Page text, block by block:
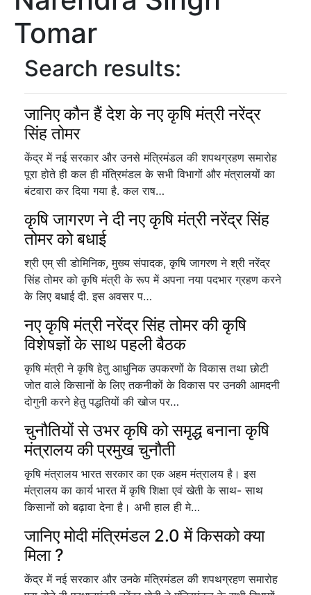
Tomar
Search results:
जानिए कौन हैं देश के नए कृषि मंत्री नरेंद्र
सिंह तोमर
केंद्र में नई सरकार और उनसे मंत्रिमंडल की शपथग्रहण समारोह
पूरा होते ही कल ही मंत्रिमंडल के सभी विभागों और मंत्रालयों का
बंटवारा कर दिया गया है. कल राष…
कृषि जागरण ने दी नए कृषि मंत्री नरेंद्र सिंह
तोमर को बधाई
श्री एम् सी डोमिनिक, मुख्य संपादक, कृषि जागरण ने श्री नरेंद्र
सिंह तोमर को कृषि मंत्री के रूप में अपना नया पदभार ग्रहण करने
के लिए बधाई दी. इस अवसर प…
नए कृषि मंत्री नरेंद्र सिंह तोमर की कृषि
विशेषज्ञों के साथ पहली बैठक
कृषि मंत्री ने कृषि हेतु आधुनिक उपकरणों के विकास तथा छोटी
जोत वाले किसानों के लिए तकनीकों के विकास पर उनकी आमदनी
दोगुनी करने हेतु पद्धतियों की खोज पर…
चुनौतियों से उभर कृषि को समृद्ध बनाना कृषि
मंत्रालय की प्रमुख चुनौती
कृषि मंत्रालय भारत सरकार का एक अहम मंत्रालय है। इस
मंत्रालय का कार्य भारत में कृषि शिक्षा एवं खेती के साथ- साथ
किसानों को बढ़ावा देना है। अभी हाल ही मे…
जानिए मोदी मंत्रिमंडल 2.0 में किसको क्या
मिला ?
केंद्र में नई सरकार और उनके मंत्रिमंडल की शपथग्रहण समारोह